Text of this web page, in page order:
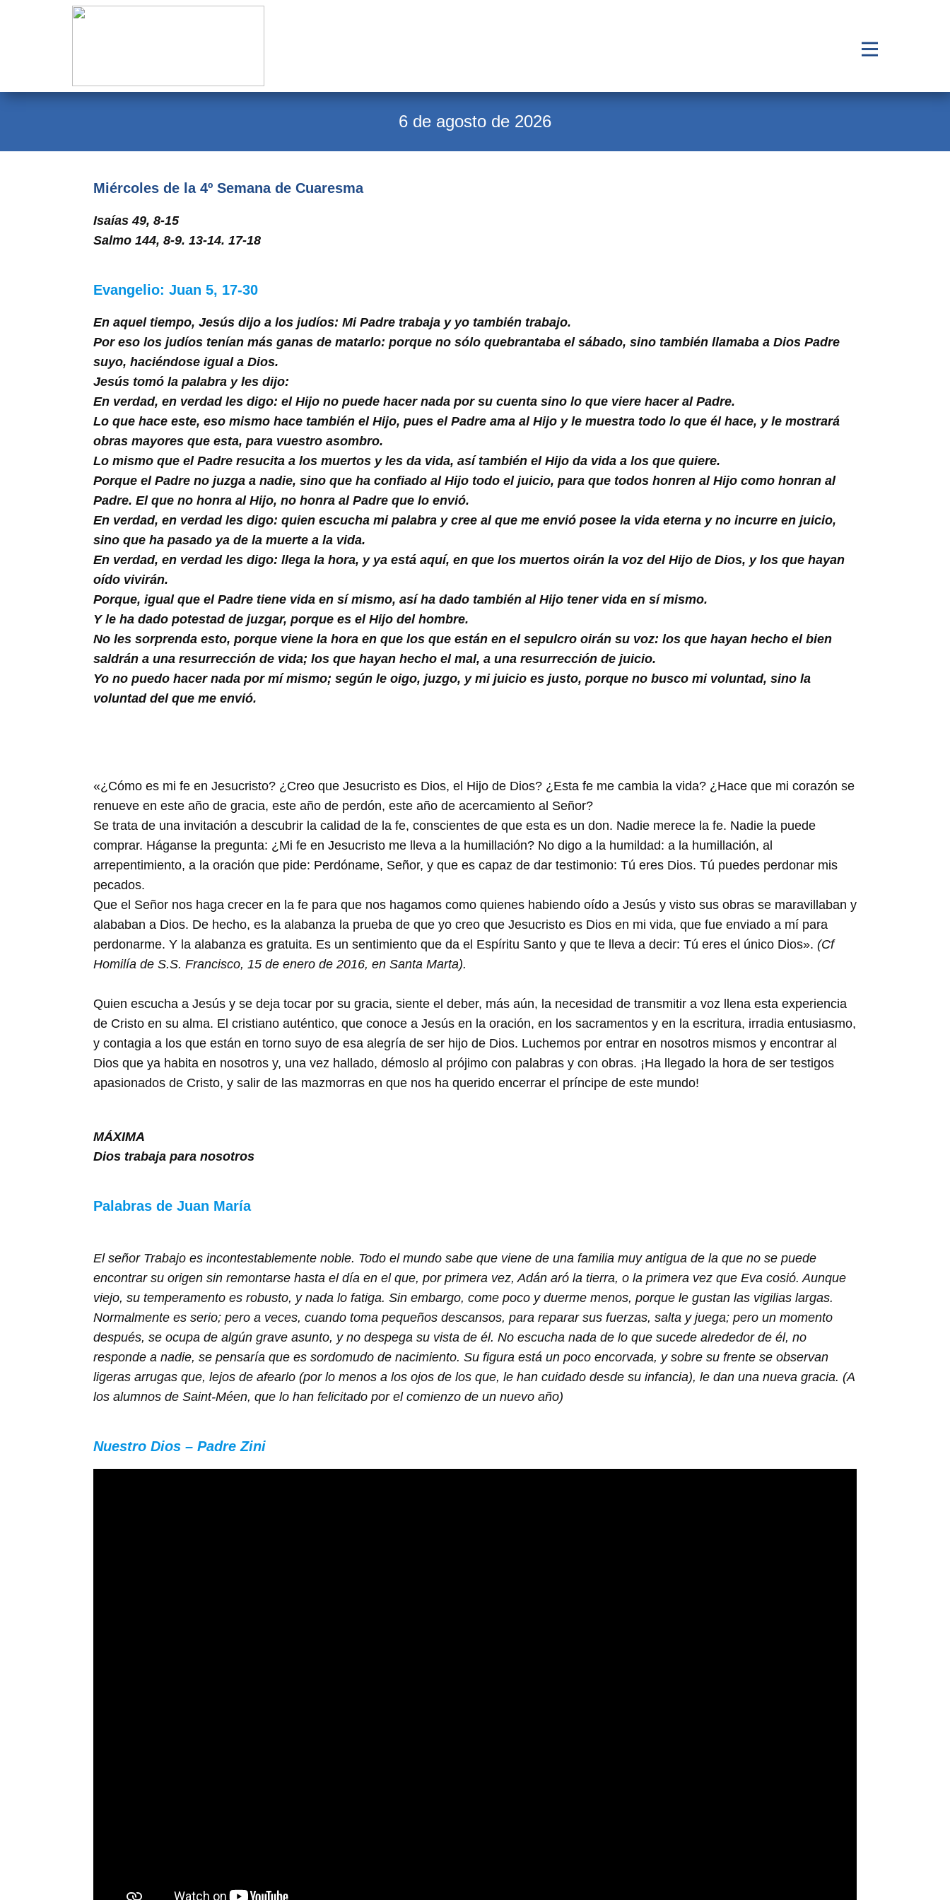
Calendario
Pastoral Vocacional
6 de agosto de 2026
Miércoles de la 4º Semana de Cuaresma
Isaías 49, 8-15
Salmo 144, 8-9. 13-14. 17-18
Evangelio: Juan 5, 17-30
En aquel tiempo, Jesús dijo a los judíos: Mi Padre trabaja y yo también trabajo.
Por eso los judíos tenían más ganas de matarlo: porque no sólo quebrantaba el sábado, sino también llamaba a Dios Padre
suyo, haciéndose igual a Dios.
Jesús tomó la palabra y les dijo:
En verdad, en verdad les digo: el Hijo no puede hacer nada por su cuenta sino lo que viere hacer al Padre.
Lo que hace este, eso mismo hace también el Hijo, pues el Padre ama al Hijo y le muestra todo lo que él hace, y le mostrará
obras mayores que esta, para vuestro asombro.
Lo mismo que el Padre resucita a los muertos y les da vida, así también el Hijo da vida a los que quiere.
Porque el Padre no juzga a nadie, sino que ha confiado al Hijo todo el juicio, para que todos honren al Hijo como honran al
Padre. El que no honra al Hijo, no honra al Padre que lo envió.
En verdad, en verdad les digo: quien escucha mi palabra y cree al que me envió posee la vida eterna y no incurre en juicio,
sino que ha pasado ya de la muerte a la vida.
En verdad, en verdad les digo: llega la hora, y ya está aquí, en que los muertos oirán la voz del Hijo de Dios, y los que hayan
oído vivirán.
Porque, igual que el Padre tiene vida en sí mismo, así ha dado también al Hijo tener vida en sí mismo.
Y le ha dado potestad de juzgar, porque es el Hijo del hombre.
No les sorprenda esto, porque viene la hora en que los que están en el sepulcro oirán su voz: los que hayan hecho el bien
saldrán a una resurrección de vida; los que hayan hecho el mal, a una resurrección de juicio.
Yo no puedo hacer nada por mí mismo; según le oigo, juzgo, y mi juicio es justo, porque no busco mi voluntad, sino la
voluntad del que me envió.
«¿Cómo es mi fe en Jesucristo? ¿Creo que Jesucristo es Dios, el Hijo de Dios? ¿Esta fe me cambia la vida? ¿Hace que mi corazón se
renueve en este año de gracia, este año de perdón, este año de acercamiento al Señor?
Se trata de una invitación a descubrir la calidad de la fe, conscientes de que esta es un don. Nadie merece la fe. Nadie la puede
comprar. Háganse la pregunta: ¿Mi fe en Jesucristo me lleva a la humillación? No digo a la humildad: a la humillación, al
arrepentimiento, a la oración que pide: Perdóname, Señor, y que es capaz de dar testimonio: Tú eres Dios. Tú puedes perdonar mis
pecados.
Que el Señor nos haga crecer en la fe para que nos hagamos como quienes habiendo oído a Jesús y visto sus obras se maravillaban y
alababan a Dios. De hecho, es la alabanza la prueba de que yo creo que Jesucristo es Dios en mi vida, que fue enviado a mí para
perdonarme. Y la alabanza es gratuita. Es un sentimiento que da el Espíritu Santo y que te lleva a decir: Tú eres el único Dios». (Cf
Homilía de S.S. Francisco, 15 de enero de 2016, en Santa Marta).
Quien escucha a Jesús y se deja tocar por su gracia, siente el deber, más aún, la necesidad de transmitir a voz llena esta experiencia
de Cristo en su alma. El cristiano auténtico, que conoce a Jesús en la oración, en los sacramentos y en la escritura, irradia entusiasmo,
y contagia a los que están en torno suyo de esa alegría de ser hijo de Dios. Luchemos por entrar en nosotros mismos y encontrar al
Dios que ya habita en nosotros y, una vez hallado, démoslo al prójimo con palabras y con obras. ¡Ha llegado la hora de ser testigos
apasionados de Cristo, y salir de las mazmorras en que nos ha querido encerrar el príncipe de este mundo!
MÁXIMA
Dios trabaja para nosotros
Palabras de Juan María
El señor Trabajo es incontestablemente noble. Todo el mundo sabe que viene de una familia muy antigua de la que no se puede
encontrar su origen sin remontarse hasta el día en el que, por primera vez, Adán aró la tierra, o la primera vez que Eva cosió. Aunque
viejo, su temperamento es robusto, y nada lo fatiga. Sin embargo, come poco y duerme menos, porque le gustan las vigilias largas.
Normalmente es serio; pero a veces, cuando toma pequeños descansos, para reparar sus fuerzas, salta y juega; pero un momento
después, se ocupa de algún grave asunto, y no despega su vista de él. No escucha nada de lo que sucede alrededor de él, no
responde a nadie, se pensaría que es sordomudo de nacimiento. Su figura está un poco encorvada, y sobre su frente se observan
ligeras arrugas que, lejos de afearlo (por lo menos a los ojos de los que, le han cuidado desde su infancia), le dan una nueva gracia. (A
los alumnos de Saint-Méen, que lo han felicitado por el comienzo de un nuevo año)
Nuestro Dios – Padre Zini